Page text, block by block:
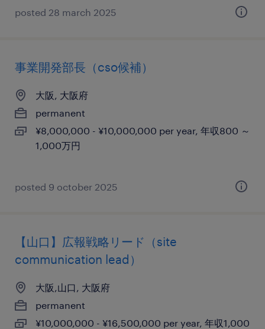
posted 28 march 2025
事業開発部長（cso候補）
大阪, 大阪府
permanent
¥8,000,000 - ¥10,000,000 per year, 年収800 ～
1,000万円
posted 9 october 2025
【山口】広報戦略リード（site
communication lead）
大阪,山口, 大阪府
permanent
¥10,000,000 - ¥16,500,000 per year, 年収1,000